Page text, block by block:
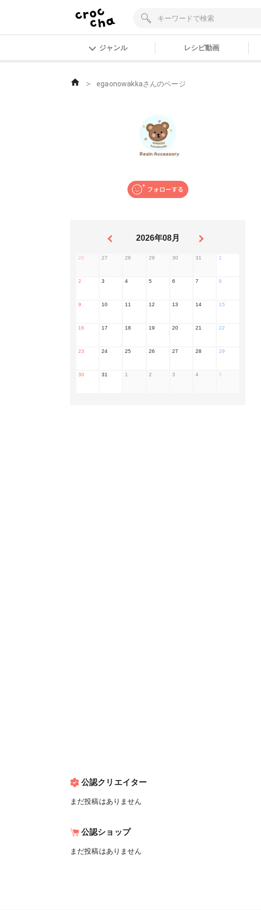
ジャンル レシピ動画
＞ egaonowakkaさんのページ
2026年08月
26 27 28 29 30 31 1
2 3 4 5 6 7 8
9 10 11 12 13 14 15
16 17 18 19 20 21 22
23 24 25 26 27 28 29
30 31 1 2 3 4 5
公認クリエイター
まだ投稿はありません
公認ショップ
まだ投稿はありません